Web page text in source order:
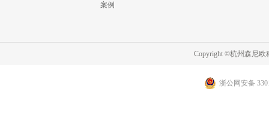
案例
Copyright ©杭州森尼
浙公网安备